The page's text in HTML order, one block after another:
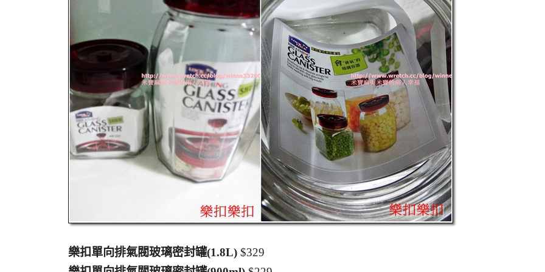
樂扣單向排氣閥玻璃密封罐(1.8L) $329